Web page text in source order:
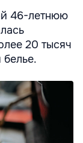
46-летнюю
20 тысяч